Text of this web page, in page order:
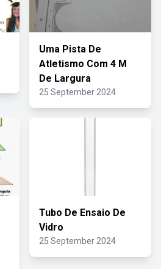
Uma Pista De
Atletismo Com 4 M
De Largura
25 September 2024
Tubo De Ensaio De
Vidro
25 September 2024